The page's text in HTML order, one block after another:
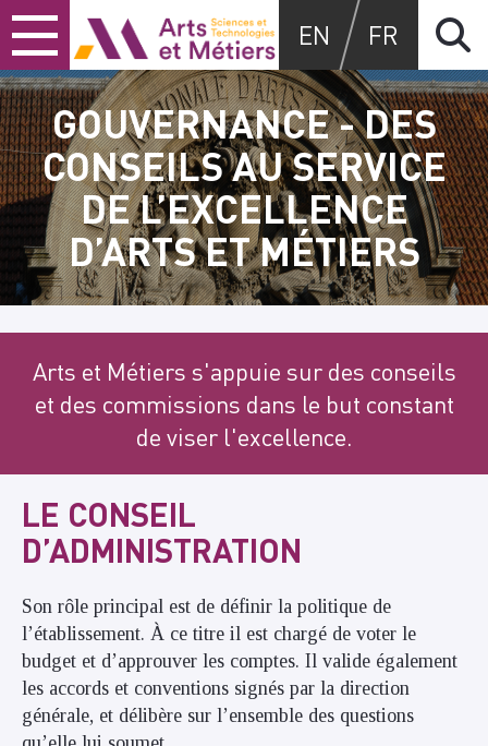
Skip
to
content
Skip
to
main
menu
Skip
to
search
Arts et métiers
EN FR
GOUVERNANCE - DES
CONSEILS AU SERVICE
DE L’EXCELLENCE
D’ARTS ET MÉTIERS
Arts et Métiers s'appuie sur des conseils
et des commissions dans le but constant
de viser l'excellence.
LE CONSEIL
D’ADMINISTRATION
Son rôle principal est de définir la politique de
l’établissement. À ce titre il est chargé de voter le
budget et d’approuver les comptes. Il valide également
les accords et conventions signés par la direction
générale, et délibère sur l’ensemble des questions